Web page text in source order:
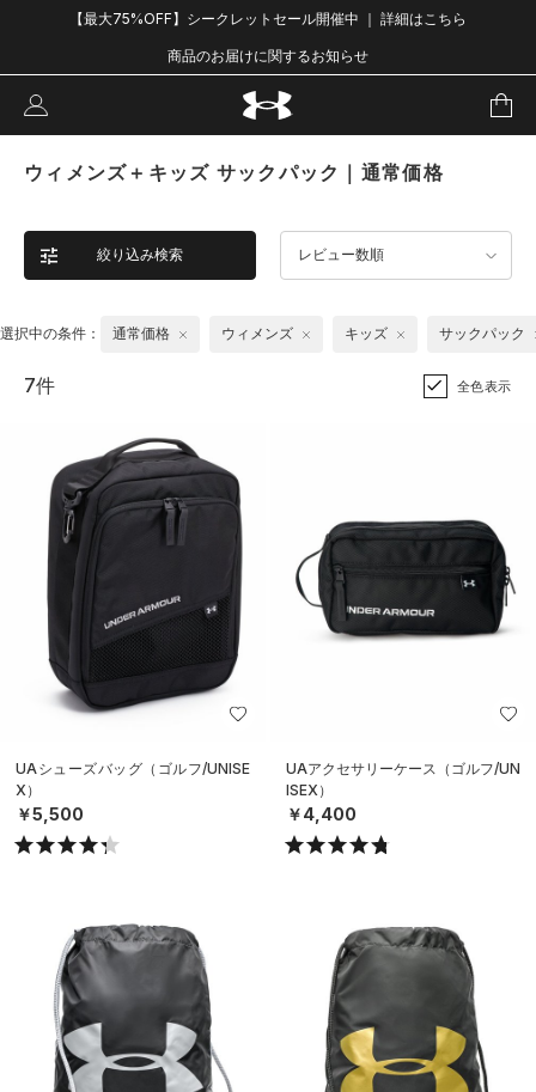
【最大75%OFF】シークレットセール開催中 ｜ 詳細はこちら
商品のお届けに関するお知らせ
ウィメンズ＋キッズ サックパック｜通常価格
絞り込み検索 レビュー数順
選択中の条件： 通常価格 ウィメンズ キッズ サックパック
7件 全色表示
UAシューズバッグ（ゴルフ/UNISE
X）
￥5,500
UAアクセサリーケース（ゴルフ/UN
ISEX）
￥4,400